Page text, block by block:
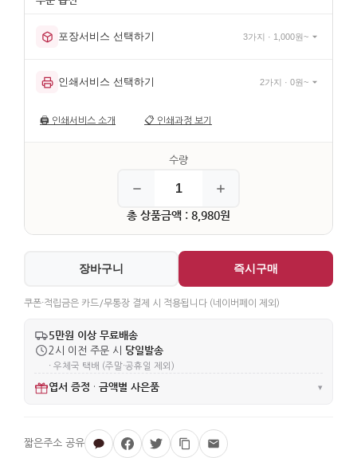
포장서비스 선택하기 3가지 · 1,000원~
인쇄서비스 선택하기 2가지 · 0원~
🖨️ 인쇄서비스 소개 📋 인쇄과정 보기
총 상품금액 : 8,980원
장바구니 즉시구매
쿠폰·적립금은 카드/무통장 결제 시 적용됩니다 (네이버페이 제외)
5만원 이상 무료배송
2시 이전 주문 시 당일발송
· 우체국 택배 (주말·공휴일 제외)
엽서 증정 · 금액별 사은품 ▾